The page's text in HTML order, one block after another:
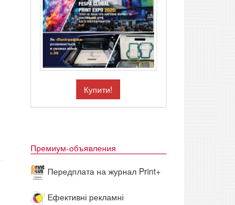
Купити!
Премиум-объявления
Передплата на журнал Print+
Ефективні рекламні